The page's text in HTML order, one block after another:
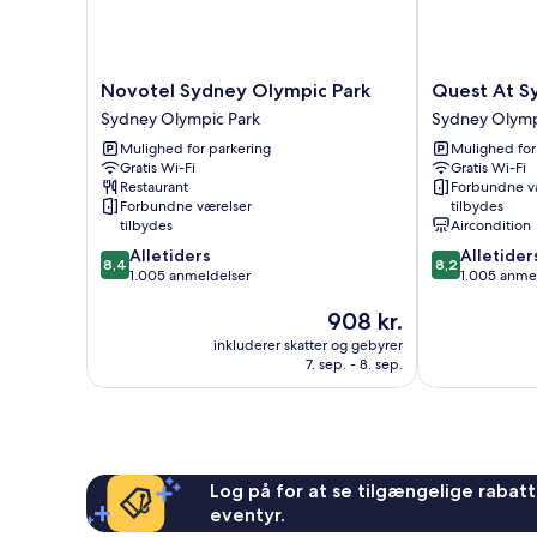
Novotel
Sydney
Olympic
Park
Sydney
Olympic
Park
Novotel Sydney Olympic Park
Sydney Olympic Park
Mulighed for parkering
Gratis Wi-Fi
Restaurant
Forbundne værelser
tilbydes
8.4
ud
anmeldelser
8,4 Alletiders
1.005 anmeldelser
Prisen
er
908 kr.
908 kr.
inkluderer skatter og gebyrer
7. sep. - 8. sep.
Quest
At
Sydney
Olympic
Park
Sydney
Olympic
Park
Quest At
Sydney
Mulighed
Gratis Wi-Fi
Forbundne
tilbydes
Aircondition
8.2
ud
anmeldelser
8,2
1.005
Log på for at se tilgængelige
eventyr.